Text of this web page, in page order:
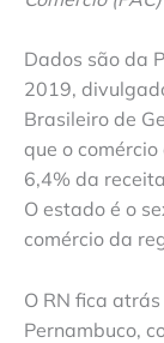
Dados são da
2019,
Brasileiro de
que o
6,4% da
O estado é o
comércio da
O RN fica
Pernambuco,